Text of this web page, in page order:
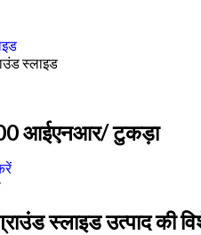
स्लाइड
आईएनआर/ टुकड़ा
स्लाइड उत्पाद की